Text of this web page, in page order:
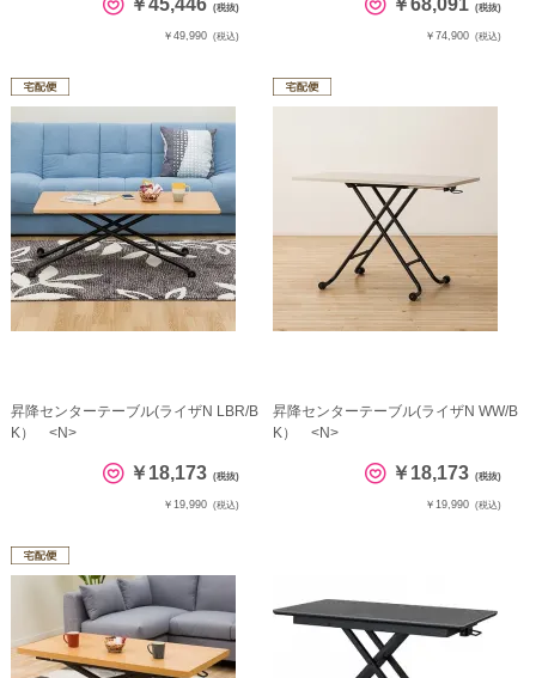
(税抜)
￥49,990 (税込)
(税抜)
￥74,900 (税込)
昇降センターテーブル(ライザN LBR/B
K） <N>
￥18,173 (税抜)
￥19,990 (税込)
昇降センターテーブル(ライザN WW/B
K） <N>
￥18,173 (税抜)
￥19,990 (税込)